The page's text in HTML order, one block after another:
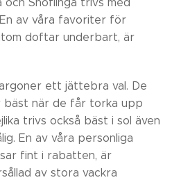
av våra favoriter för
doftar underbart, är
ett jättebra val. De
bäst när de får torka upp
trivs också bäst i sol även
En av våra personliga
fint i rabatten, är
av stora vackra